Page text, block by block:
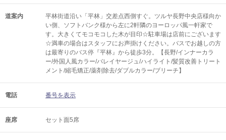
道案内
平林街道沿い「平林」交差点西側すぐ。ツルヤ長野中央店様向か
い側、ソフトバンク様から左に2軒隣のヨーロッパ風一軒家で
す。大きくてモコモコした木が目印☆駐車場は店前にございます
☆満車の場合はスタッフにお声掛けください。バスでお越しの方
は最寄りのバス停『平林』から徒歩3分。【長野/インナーカラ
ー/外国人風カラー/バレイヤージュ/ハイライト/髪質改善トリート
メント/縮毛矯正/薬剤除去/ダブルカラー/ブリーチ】
電話 番号を表示
座席 セット面5席